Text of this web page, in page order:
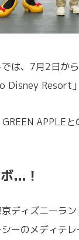
は、7月2日か
Disney Resort」
APPLE
...！
ディズニーラ
ーのメディテ